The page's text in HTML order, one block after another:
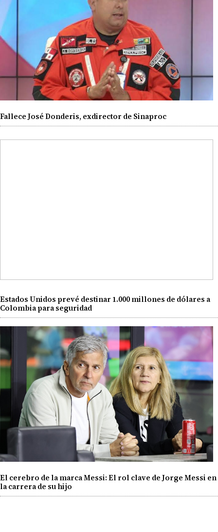
Fallece José Donderis, exdirector de Sinaproc
Estados Unidos prevé destinar 1.000 millones de dólares a
Colombia para seguridad
El cerebro de la marca Messi: El rol clave de Jorge Messi en
la carrera de su hijo